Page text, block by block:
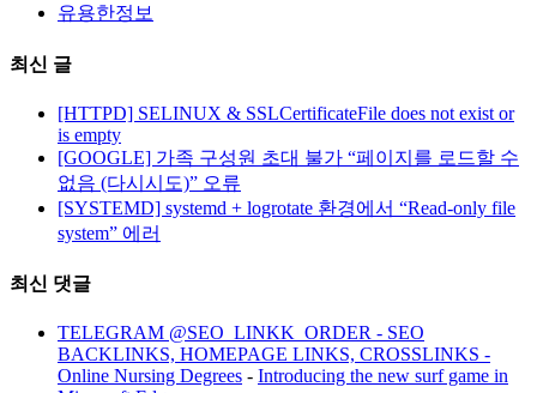
유용한정보
최신 글
[HTTPD] SELINUX & SSLCertificateFile does not exist or
is empty
[GOOGLE] 가족 구성원 초대 불가 “페이지를 로드할 수
없음 (다시시도)” 오류
[SYSTEMD] systemd + logrotate 환경에서 “Read-only file
system” 에러
최신 댓글
TELEGRAM @SEO_LINKK_ORDER - SEO
BACKLINKS, HOMEPAGE LINKS, CROSSLINKS -
Online Nursing Degrees - Introducing the new surf game in